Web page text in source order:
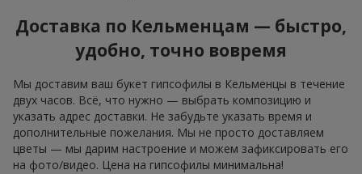
Доставка по Кельменцам — быстро,
удобно, точно вовремя
Мы доставим ваш букет гипсофилы в Кельменцы в течение
двух часов. Всё, что нужно — выбрать композицию и
указать адрес доставки. Не забудьте указать время и
дополнительные пожелания. Мы не просто доставляем
цветы — мы дарим настроение и можем зафиксировать его
на фото/видео. Цена на гипсофилы минимальна!